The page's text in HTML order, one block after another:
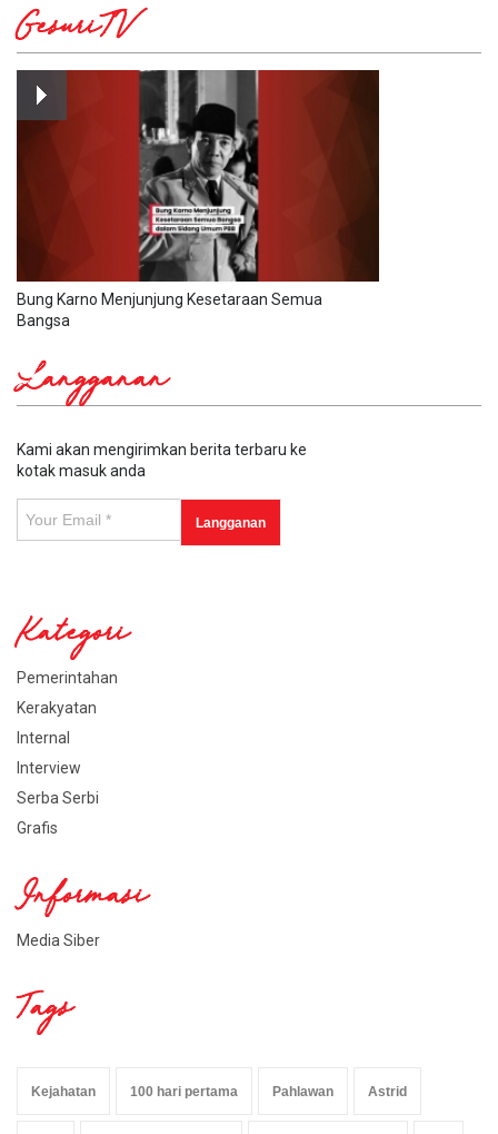
GesuriTV
Bung Karno Menjunjung Kesetaraan Semua
Bangsa
Langganan
Kami akan mengirimkan berita terbaru ke
kotak masuk anda
Kategori
Pemerintahan
Kerakyatan
Internal
Interview
Serba Serbi
Grafis
Informasi
Media Siber
Tags
Kejahatan 100 hari pertama Pahlawan Astrid